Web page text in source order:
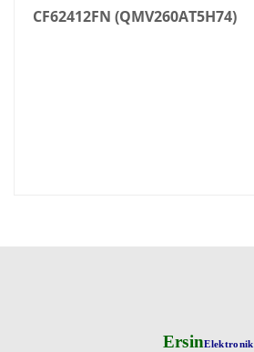
CF62412FN (QMV260AT5H74)
ErsinElektronik